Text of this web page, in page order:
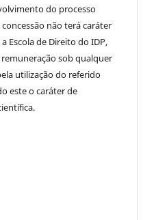
do processo
não terá caráter
Escola de Direito do IDP,
sob qualquer
utilização do referido
este o caráter de